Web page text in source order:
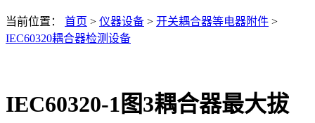
当前位置： 首页 > 仪器设备 > 开关耦合器等电器附件 >
IEC60320耦合器检测设备
IEC60320-1图3耦合器最大拔